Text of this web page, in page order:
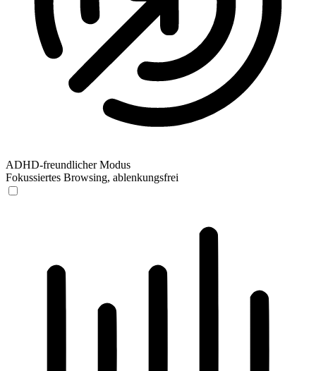
ADHD-freundlicher Modus
Fokussiertes Browsing, ablenkungsfrei